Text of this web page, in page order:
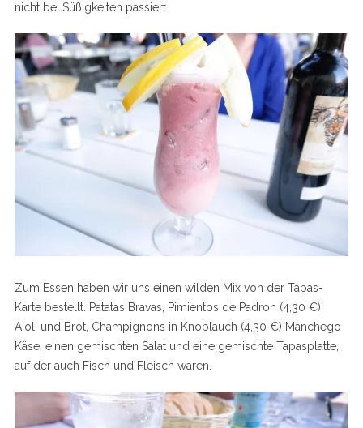
nicht bei Süßigkeiten passiert.
Zum Essen haben wir uns einen wilden Mix von der Tapas-
Karte bestellt. Patatas Bravas, Pimientos de Padron (4,30 €),
Aioli und Brot, Champignons in Knoblauch (4,30 €) Manchego
Käse, einen gemischten Salat und eine gemischte Tapasplatte,
auf der auch Fisch und Fleisch waren.